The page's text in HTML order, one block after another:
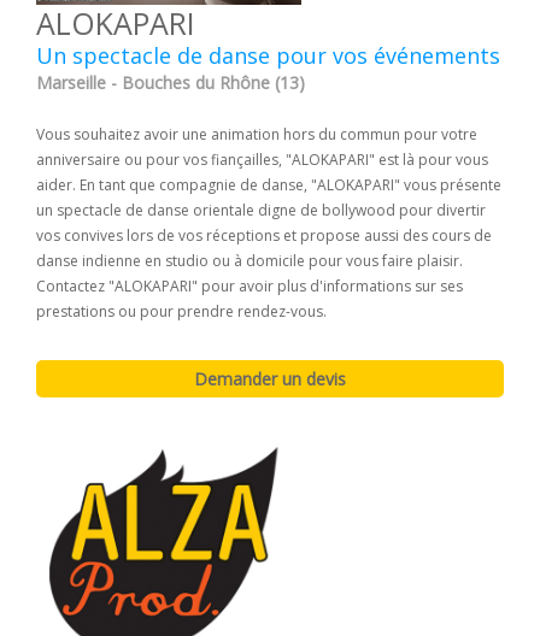
ALOKAPARI
Un spectacle de danse pour vos événements
Marseille - Bouches du Rhône (13)
Vous souhaitez avoir une animation hors du commun pour votre
anniversaire ou pour vos fiançailles, "ALOKAPARI" est là pour vous
aider. En tant que compagnie de danse, "ALOKAPARI" vous présente
un spectacle de danse orientale digne de bollywood pour divertir
vos convives lors de vos réceptions et propose aussi des cours de
danse indienne en studio ou à domicile pour vous faire plaisir.
Contactez "ALOKAPARI" pour avoir plus d'informations sur ses
prestations ou pour prendre rendez-vous.